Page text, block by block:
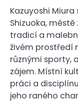
Kazuyoshi Miura
Shizuoka,
tradicí a
živém prostředí
různými sporty,
zájem. Místní
práci a
jeho raného